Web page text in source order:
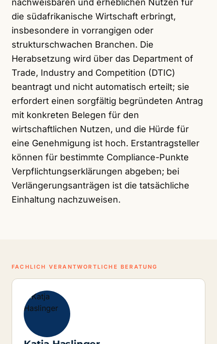
nachweisbaren und erheblichen Nutzen für
die südafrikanische Wirtschaft erbringt,
insbesondere in vorrangigen oder
strukturschwachen Branchen. Die
Herabsetzung wird über das Department of
Trade, Industry and Competition (DTIC)
beantragt und nicht automatisch erteilt; sie
erfordert einen sorgfältig begründeten Antrag
mit konkreten Belegen für den
wirtschaftlichen Nutzen, und die Hürde für
eine Genehmigung ist hoch. Erstantragsteller
können für bestimmte Compliance-Punkte
Verpflichtungserklärungen abgeben; bei
Verlängerungsanträgen ist die tatsächliche
Einhaltung nachzuweisen.
FACHLICH VERANTWORTLICHE BERATUNG